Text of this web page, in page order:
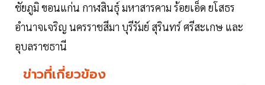
ชัยภูมิ ขอนแก่น กาฬสินธุ์ มหาสารคาม ร้อยเอ็ด ยโสธร
อำนาจเจริญ นครราชสีมา บุรีรัมย์ สุรินทร์ ศรีสะเกษ และ
อุบลราชธานี
ข่าวที่เกี่ยวข้อง